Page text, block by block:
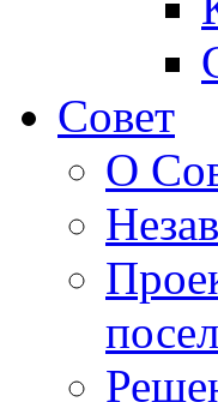
Совет
О